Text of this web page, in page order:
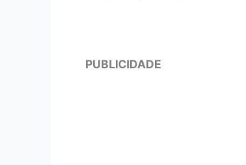
PUBLICIDADE